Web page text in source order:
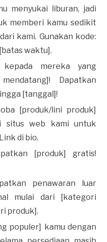
menyukai liburan, jadi
memberi kamu sedikit
kami. Gunakan kode:
waktu].
mereka yang
Dapatkan
[tanggal]!
[produk/lini produk]
situs web kami untuk
di bio.
[produk] gratis!
penawaran luar
mulai dari [kategori
produk].
populer] kamu dengan